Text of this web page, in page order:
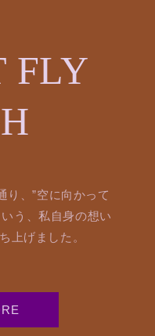
FLY
り、”空に向かって
う、私自身の想い
上げました。